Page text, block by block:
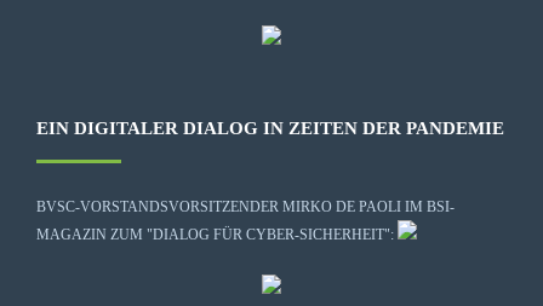
EIN DIGITALER DIALOG IN ZEITEN DER PANDEMIE
BVSC-VORSTANDSVORSITZENDER MIRKO DE PAOLI IM BSI-
MAGAZIN ZUM "DIALOG FÜR CYBER-SICHERHEIT":